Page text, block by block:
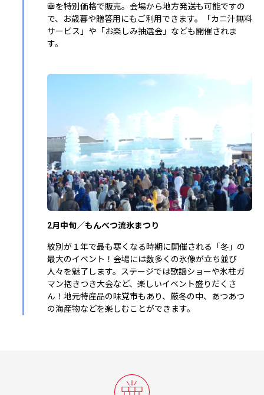
幸を特別価格で販売。会場から地方発送も可能ですの
で、お歳暮や贈答用にもご利用できます。「カニ汁無料
サービス」や「お楽しみ抽選会」なども開催されま
す。
2月中旬／もんべつ流氷まつり
紋別が１年で最も寒くなる時期に開催される「冬」の
最大のイベント！会場には数多くの氷像が立ち並び
人々を魅了します。ステージでは歌謡ショーや氷柱ガ
マン抱きつき大会など、楽しいイベント盛りだくさ
ん！地元特産品の味覚市もあり、厳冬の中、あつあつ
の海産物などを楽しむことができます。